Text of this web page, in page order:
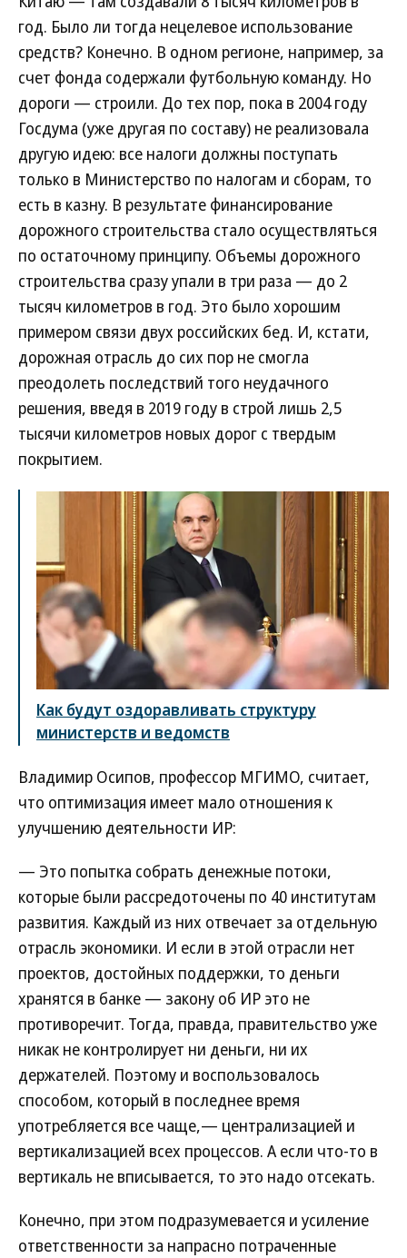
год. Было ли тогда нецелевое использование
средств? Конечно. В одном регионе, например, за
счет фонда содержали футбольную команду. Но
дороги — строили. До тех пор, пока в 2004 году
Госдума (уже другая по составу) не реализовала
другую идею: все налоги должны поступать
только в Министерство по налогам и сборам, то
есть в казну. В результате финансирование
дорожного строительства стало осуществляться
по остаточному принципу. Объемы дорожного
строительства сразу упали в три раза — до 2
тысяч километров в год. Это было хорошим
примером связи двух российских бед. И, кстати,
дорожная отрасль до сих пор не смогла
преодолеть последствий того неудачного
решения, введя в 2019 году в строй лишь 2,5
тысячи километров новых дорог с твердым
покрытием.
Как будут оздоравливать структуру
министерств и ведомств
Владимир Осипов, профессор МГИМО, считает,
что оптимизация имеет мало отношения к
улучшению деятельности ИР:
— Это попытка собрать денежные потоки,
которые были рассредоточены по 40 институтам
развития. Каждый из них отвечает за отдельную
отрасль экономики. И если в этой отрасли нет
проектов, достойных поддержки, то деньги
хранятся в банке — закону об ИР это не
противоречит. Тогда, правда, правительство уже
никак не контролирует ни деньги, ни их
держателей. Поэтому и воспользовалось
способом, который в последнее время
употребляется все чаще,— централизацией и
вертикализацией всех процессов. А если что-то в
вертикаль не вписывается, то это надо отсекать.
Конечно, при этом подразумевается и усиление
ответственности за напрасно потраченные